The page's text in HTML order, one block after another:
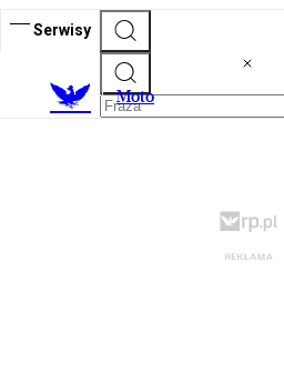
Serwisy
Moto